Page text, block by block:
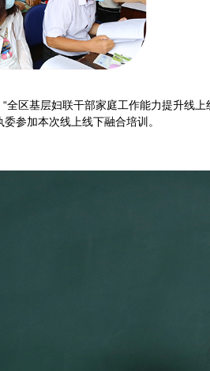
全区基层妇联干部家庭工作能力提升线
参加本次线上线下融合培训。